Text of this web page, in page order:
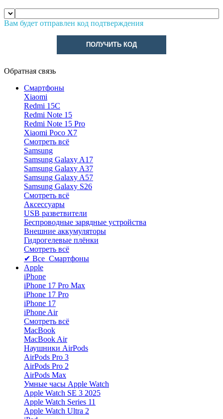
Вам будет отправлен код подтверждения
ПОЛУЧИТЬ КОД
Обратная связь
Смартфоны
Xiaomi
Redmi 15C
Redmi Note 15
Redmi Note 15 Pro
Xiaomi Poco X7
Смотреть всё
Samsung
Samsung Galaxy A17
Samsung Galaxy A37
Samsung Galaxy A57
Samsung Galaxy S26
Смотреть всё
Аксессуары
USB разветвители
Беспроводные зарядные устройства
Внешние аккумуляторы
Гидрогелевые плёнки
Смотреть всё
✔ Все Смартфоны
Apple
iPhone
iPhone 17 Pro Max
iPhone 17 Pro
iPhone 17
iPhone Air
Смотреть всё
MacBook
MacBook Air
Наушники AirPods
AirPods Pro 3
AirPods Pro 2
AirPods Max
Умные часы Apple Watch
Apple Watch SE 3 2025
Apple Watch Series 11
Apple Watch Ultra 2